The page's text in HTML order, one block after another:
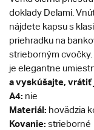
doklady Delami.
nájdete kapsu s
priehradku na
strieborným
je elegantne
a vyskúšajte, vrátiť
A4: nie
Materiál: hovädzia
Kovanie: strieborné